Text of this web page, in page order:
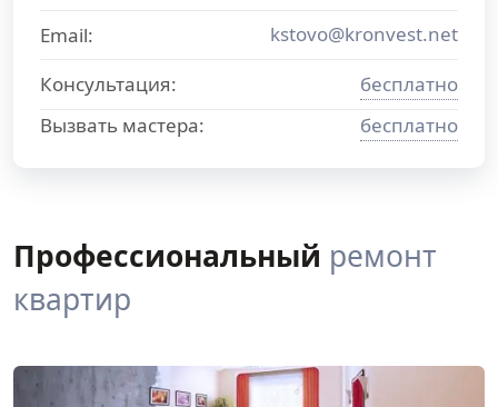
Email:
kstovo@kronvest.net
Консультация:
бесплатно
Вызвать мастера:
бесплатно
Профессиональный ремонт
квартир